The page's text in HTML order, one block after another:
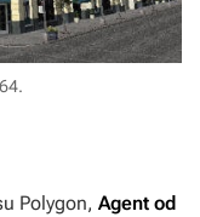
Polygon, Agent od